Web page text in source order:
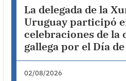
La delegada de la
Uruguay participó
celebraciones de la
gallega por el Día
02/08/2026